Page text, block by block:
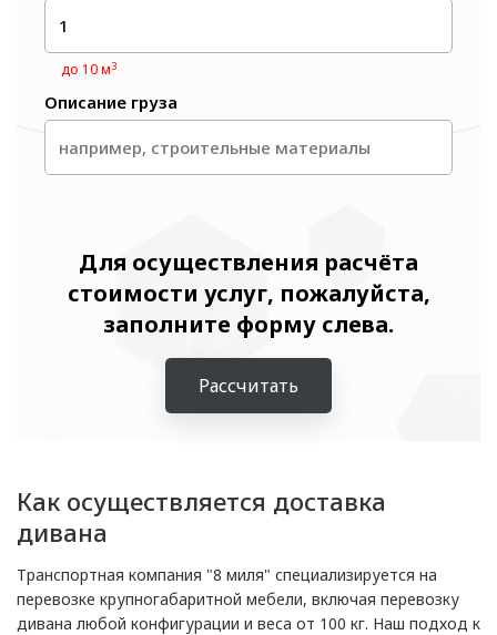
до 10 м3
Описание груза
Для осуществления расчёта
стоимости услуг, пожалуйста,
заполните форму слева.
Рассчитать
Как осуществляется доставка
дивана
Транспортная компания "8 миля" специализируется на
перевозке крупногабаритной мебели, включая перевозку
дивана любой конфигурации и веса от 100 кг. Наш подход к